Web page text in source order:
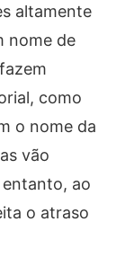
altamente
nome de
como
o nome da
vão
ao
o atraso